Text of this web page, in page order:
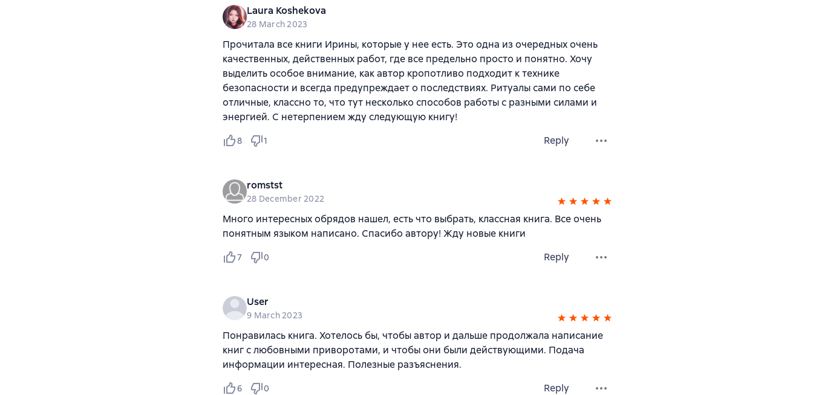
Laura Koshekova
28 March 2023
Прочитала все книги Ирины, которые у нее есть. Это одна из очередных очень
качественных, действенных работ, где все предельно просто и понятно. Хочу
выделить особое внимание, как автор кропотливо подходит к технике
безопасности и всегда предупреждает о последствиях. Ритуалы сами по себе
отличные, классно то, что тут несколько способов работы с разными силами и
энергией. С нетерпением жду следующую книгу!
8 1 Reply
romstst
28 December 2022
Много интересных обрядов нашел, есть что выбрать, классная книга. Все очень
понятным языком написано. Спасибо автору! Жду новые книги
7 0 Reply
User
9 March 2023
Понравилась книга. Хотелось бы, чтобы автор и дальше продолжала написание
книг с любовными приворотами, и чтобы они были действующими. Подача
информации интересная. Полезные разъяснения.
6 0 Reply